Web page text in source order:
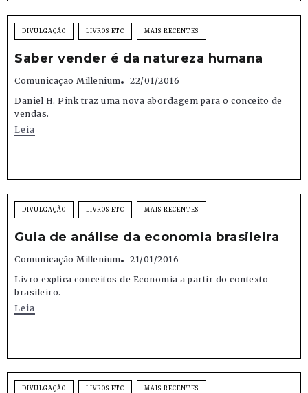
DIVULGAÇÃO LIVROS ETC MAIS RECENTES
Saber vender é da natureza humana
Comunicação Millenium
22/01/2016
Daniel H. Pink traz uma nova abordagem para o conceito de
vendas.
Leia
DIVULGAÇÃO LIVROS ETC MAIS RECENTES
Guia de análise da economia brasileira
Comunicação Millenium
21/01/2016
Livro explica conceitos de Economia a partir do contexto
brasileiro.
Leia
DIVULGAÇÃO LIVROS ETC MAIS RECENTES